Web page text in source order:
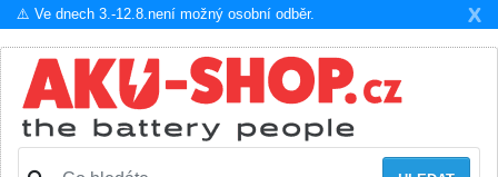
X
⚠️ Ve dnech 3.-12.8.není možný osobní odběr.